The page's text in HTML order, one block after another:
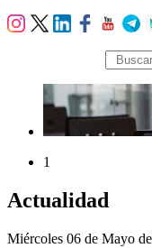
búsqueda
1
Actualidad
Miércoles 06 de Mayo